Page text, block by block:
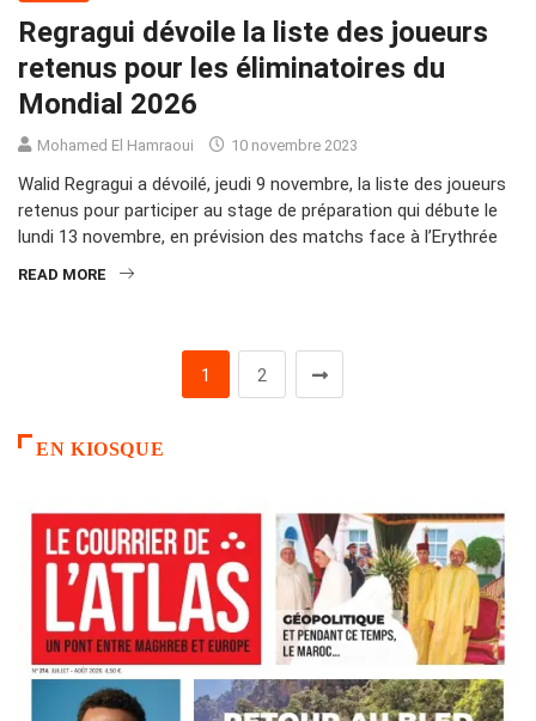
Regragui dévoile la liste des joueurs
retenus pour les éliminatoires du
Mondial 2026
Mohamed El Hamraoui 10 novembre 2023
Walid Regragui a dévoilé, jeudi 9 novembre, la liste des joueurs
retenus pour participer au stage de préparation qui débute le
lundi 13 novembre, en prévision des matchs face à l’Erythrée
READ MORE
1 2
EN KIOSQUE